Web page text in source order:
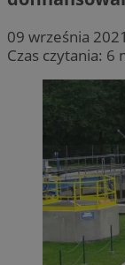
09 września
Czas czytania: 6